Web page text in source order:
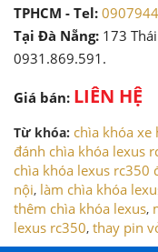
TPHCM - Tel:
Tại Đà Nẵng: 173
0931.869.591.
Giá bán: LIÊN HỆ
Từ khóa: chìa khóa xe
đánh chìa khóa lexus
chìa khóa lexus rc350
nội, làm chìa khóa
thêm chìa khóa lexus,
lexus rc350, thay pin